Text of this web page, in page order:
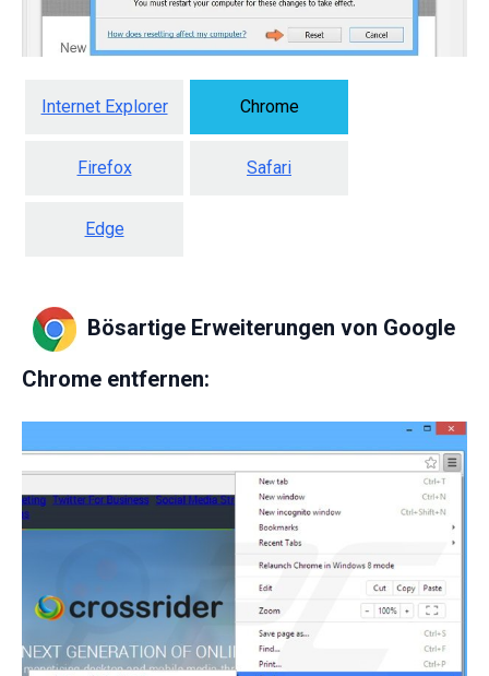
Internet Explorer Chrome
Firefox Safari
Edge
Bösartige Erweiterungen von Google
Chrome entfernen: